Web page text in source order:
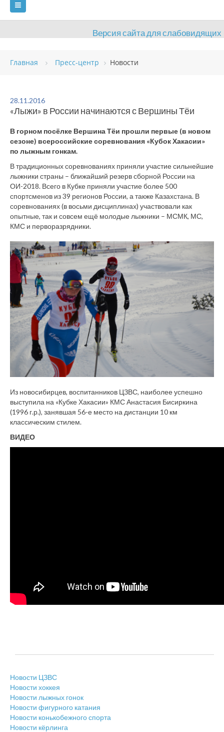
Версия сайта для слабовидящих
ГЛАВНАЯ
ВИДЫ СПОРТА
ОЦЕНКА КАЧЕСТВА ОБРАЗОВАНИЯ ВАКАНСИИ
Главная Пресс-центр Новости
28.11.2016
«Лыжи» в России начинаются с Вершины Тёи
В горном посёлке Вершина Тёи прошли первые (в новом
сезоне) всероссийские соревнования «Кубок Хакасии»
по лыжным гонкам.
В традиционных соревнованиях приняли участие сильнейшие
лыжники страны – ближайший резерв сборной России на
ОИ-2018. Всего в Кубке приняли участие более 500
спортсменов из 39 регионов России, а также Казахстана. В
соревнованиях (в восьми дисциплинах) участвовали как
опытные, так и совсем ещё молодые лыжники – МСМК, МС,
КМС и перворазрядники.
Из новосибирцев, воспитанников ЦЗВС, наиболее успешно
выступила на «Кубке Хакасии» КМС Анастасия Бисиркина
(1996 г.р.), занявшая 56-е место на дистанции 10 км
классическим стилем.
ВИДЕО
Новости ЦЗВС
Новости хоккея
Новости лыжных гонок
Новости фигурного катания
Новости конькобежного спорта
Новости кёрлинга